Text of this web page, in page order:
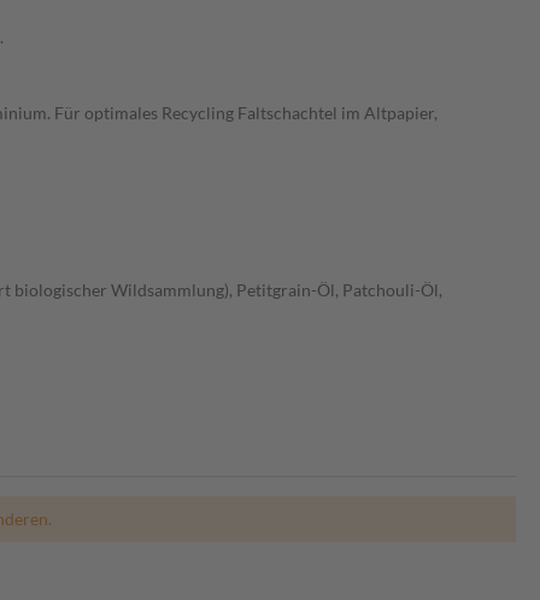
Für optimales Recycling Faltschachtel im Altpapier,
biologischer Wildsammlung), Petitgrain-Öl, Patchouli-Öl,